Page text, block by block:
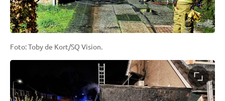
Foto: Toby de Kort/SQ Vision.